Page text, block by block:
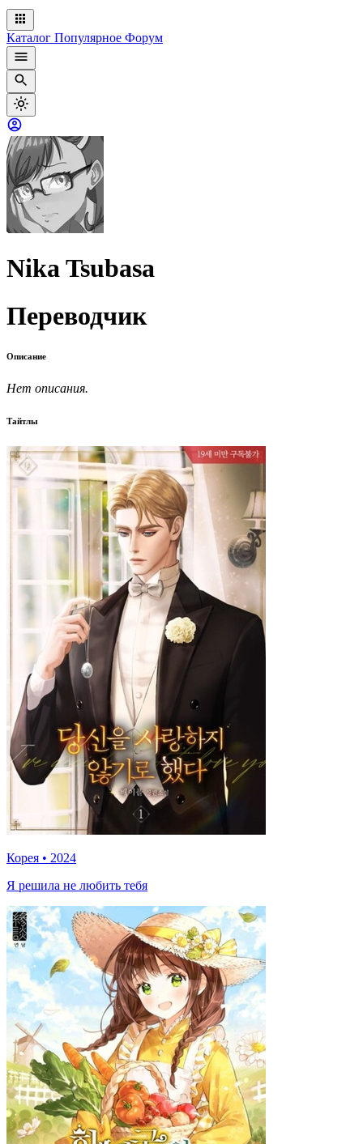
Каталог Популярное Форум
Nika Tsubasa
Переводчик
Описание
Нет описания.
Тайтлы
Корея • 2024
Я решила не любить тебя